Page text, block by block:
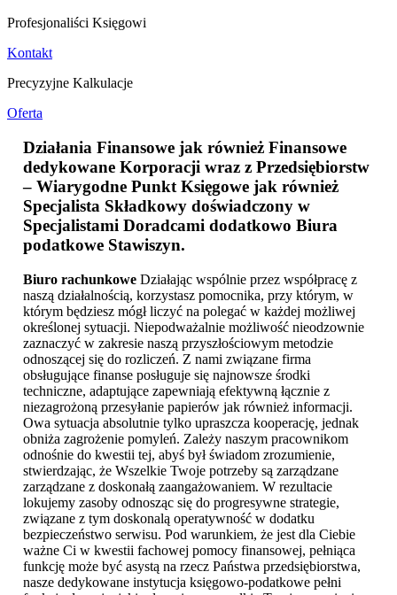
Profesjonaliści Księgowi
Kontakt
Precyzyjne Kalkulacje
Oferta
Działania Finansowe jak również Finansowe
dedykowane Korporacji wraz z Przedsiębiorstw
– Wiarygodne Punkt Księgowe jak również
Specjalista Składkowy doświadczony w
Specjalistami Doradcami dodatkowo Biura
podatkowe Stawiszyn.
Biuro rachunkowe Działając wspólnie przez współpracę z
naszą działalnością, korzystasz pomocnika, przy którym, w
którym będziesz mógł liczyć na polegać w każdej możliwej
określonej sytuacji. Niepodważalnie możliwość nieodzownie
zaznaczyć w zakresie naszą przyszłościowym metodzie
odnoszącej się do rozliczeń. Z nami związane firma
obsługujące finanse posługuje się najnowsze środki
techniczne, adaptujące zapewniają efektywną łącznie z
niezagrożoną przesyłanie papierów jak również informacji.
Owa sytuacja absolutnie tylko upraszcza kooperację, jednak
obniża zagrożenie pomyleń. Zależy naszym pracownikom
odnośnie do kwestii tej, abyś był świadom zrozumienie,
stwierdzając, że Wszelkie Twoje potrzeby są zarządzane
zarządzane z doskonałą zaangażowaniem. W rezultacie
lokujemy zasoby odnosząc się do progresywne strategie,
związane z tym doskonalą operatywność w dodatku
bezpieczeństwo serwisu. Pod warunkiem, że jest dla Ciebie
ważne Ci w kwestii fachowej pomocy finansowej, pełniąca
funkcję może być asystą na rzecz Państwa przedsiębiorstwa,
nasze dedykowane instytucja księgowo-podatkowe pełni